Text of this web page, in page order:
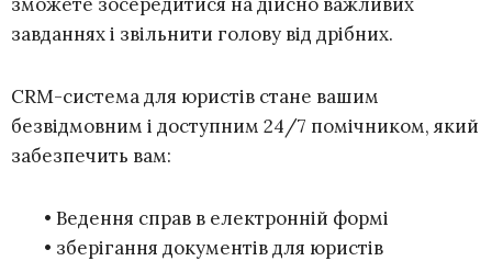
завданнях і звільнити голову від дрібних.
CRM-система для юристів стане вашим
безвідмовним і доступним 24/7 помічником, який
забезпечить вам:
• Ведення справ в електронній формі
• зберігання документів для юристів